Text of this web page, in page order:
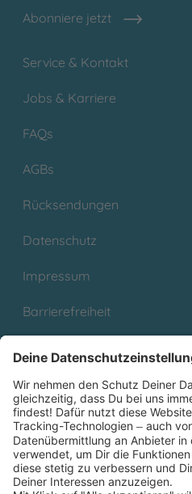
Abonniere jetzt
Service & Kontakt
Jobs & Karriere
FAQs
AGBs
Rücksendungen
Datenschutz
Impressum
Barrierefreiheit
Partnerprogramm (Affiliate)
Folge uns auf